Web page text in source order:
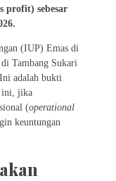
profit) sebesar
(IUP) Emas di
Tambang Sukari
adalah bukti
ini, jika
(operational
keuntungan